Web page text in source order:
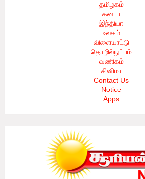
தமிழகம்
கனடா
இந்தியா
உலகம்
விளையாட்டு
தொழில்நுட்பம்
வணிகம்
சினிமா
Contact Us
Notice
Apps